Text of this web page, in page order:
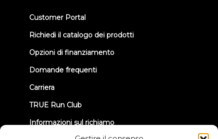
Customer Portal(opens
new
Richiedi il catalogo dei prodotti
Opzioni di finanziamento
Domande frequenti
Carriera
TRUE Run Club
Informazioni sul richiamo